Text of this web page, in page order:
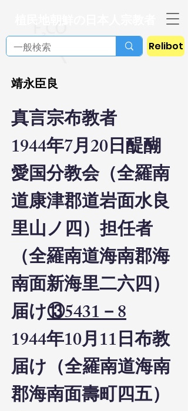
Relibot
靖永臣良
真言宗布教者
1944年7月20日醍醐
愛国分教会（全羅南
道康津郡道岩面水良
里山ノ四）担任者
（全羅南道海南郡海
南面新海里二六四）
届け⑬5431－8
1944年10月11日布教
届け（全羅南道海南
郡海南面壽町四五）